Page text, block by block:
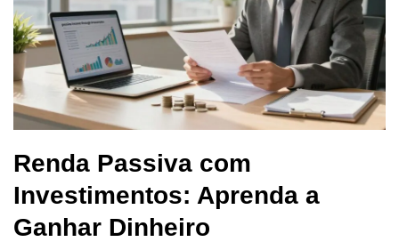
Renda Passiva com
Investimentos: Aprenda a
Ganhar Dinheiro